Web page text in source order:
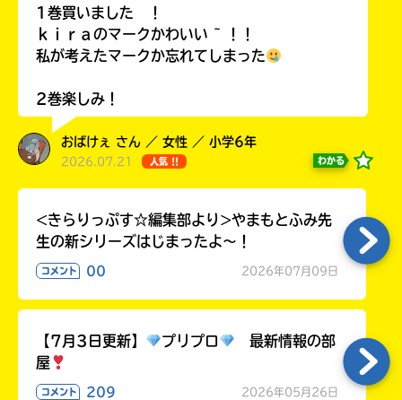
1巻買いました ！
ｋｉｒａのマークかわいい ~ ！！
私が考えたマークか忘れてしまった
2巻楽しみ！
おばけぇ さん ／ 女性 ／ 小学6年
2026.07.21 人気 !! わかる
<きらりっぷす☆編集部より>やまもとふみ先
生の新シリーズはじまったよ～！
コメント 00 2026年07月09日
【7月3日更新】 プリプロ
最新情報の部
屋
コメント 209 2026年05月26日